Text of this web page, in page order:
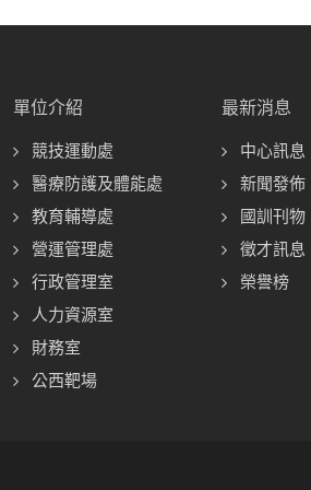
單位介紹
競技運動處
醫療防護及體能處
教育輔導處
營運管理處
行政管理室
人力資源室
財務室
公西靶場
最新消息
中心訊息
新聞發佈
國訓刊物
徵才訊息
榮譽榜